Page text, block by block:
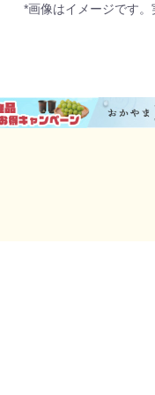
*画像はイメージです